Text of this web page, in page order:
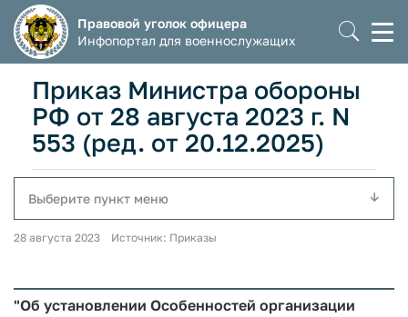
Правовой уголок офицера
Инфопортал для военнослужащих
Приказ Министра обороны
РФ от 28 августа 2023 г. N
553 (ред. от 20.12.2025)
Выберите пункт меню
28 августа 2023 Источник: Приказы
"Об установлении Особенностей организации